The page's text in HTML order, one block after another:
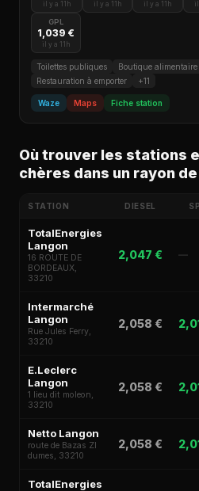
il y a 11h il y a 11h il y a 11h il
GPL
1,039 €
il y a 11h
Toilettes publiques Boutique alimentaire
Restauration à emporter
+11
Waze Maps Fiche station
Où trouver les stations
chères dans un rayon
STATION DIESEL
TotalEnergies
Langon
16 ROUTE DE
BORDEAUX,
33210
2,047 € —
Intermarché
Langon
Rue Jules Ferry,
33210
2,058 €
E.Leclerc
Langon
1 lieu dit moleon,
33210
2,058 €
Netto Langon
route de Bazas ZI
dumes, 33210
2,058 €
TotalEnergies